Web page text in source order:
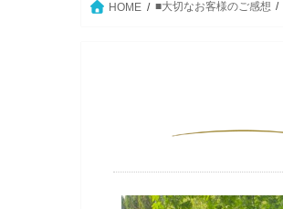
HOME ■大切なお客様のご感想